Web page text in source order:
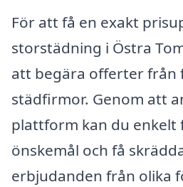
För att få en exakt
storstädning i Östra
att begära offerter från
städfirmor. Genom att
plattform kan du enkelt
önskemål och få
erbjudanden från olika